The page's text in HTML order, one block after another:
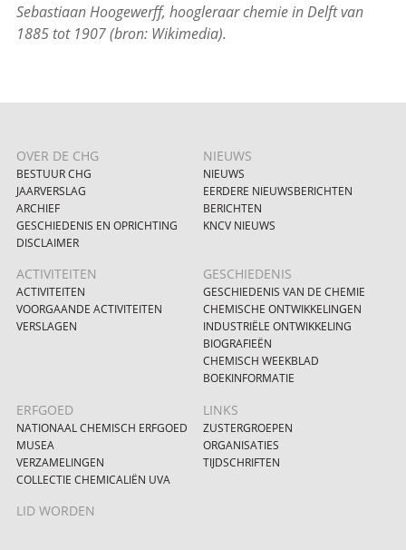
Sebastiaan Hoogewerff, hoogleraar chemie in Delft van
1885 tot 1907 (bron: Wikimedia).
OVER DE CHG
BESTUUR CHG
JAARVERSLAG
ARCHIEF
GESCHIEDENIS EN OPRICHTING
DISCLAIMER
NIEUWS
NIEUWS
EERDERE NIEUWSBERICHTEN
BERICHTEN
KNCV NIEUWS
ACTIVITEITEN
ACTIVITEITEN
VOORGAANDE ACTIVITEITEN
VERSLAGEN
GESCHIEDENIS
GESCHIEDENIS VAN DE CHEMIE
CHEMISCHE ONTWIKKELINGEN
INDUSTRIËLE ONTWIKKELING
BIOGRAFIEËN
CHEMISCH WEEKBLAD
BOEKINFORMATIE
ERFGOED
NATIONAAL CHEMISCH ERFGOED
MUSEA
VERZAMELINGEN
COLLECTIE CHEMICALIËN UVA
LINKS
ZUSTERGROEPEN
ORGANISATIES
TIJDSCHRIFTEN
LID WORDEN